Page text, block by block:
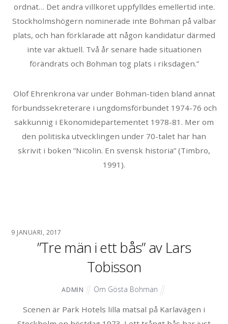
ordnat… Det andra villkoret uppfylldes emellertid inte.
Stockholmshögern nominerade inte Bohman på valbar
plats, och han förklarade att någon kandidatur därmed
inte var aktuell. Två år senare hade situationen
förändrats och Bohman tog plats i riksdagen.”
Olof Ehrenkrona var under Bohman-tiden bland annat
förbundssekreterare i ungdomsförbundet 1974-76 och
sakkunnig i Ekonomidepartementet 1978-81. Mer om
den politiska utvecklingen under 70-talet har han
skrivit i boken ”Nicolin. En svensk historia” (Timbro,
1991).
9 JANUARI, 2017
”Tre män i ett bås” av Lars
Tobisson
ADMIN Om Gösta Bohman
Scenen är Park Hotels lilla matsal på Karlavägen i